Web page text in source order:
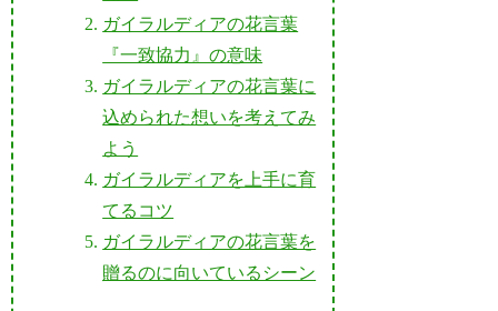
ガイラルディアの花言葉
『一致協力』の意味
ガイラルディアの花言葉に
込められた想いを考えてみ
よう
ガイラルディアを上手に育
てるコツ
ガイラルディアの花言葉を
贈るのに向いているシーン